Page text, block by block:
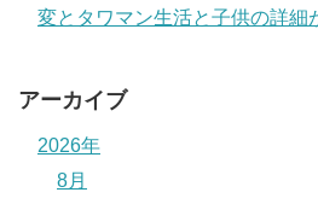
変とタワマン生活と子供の詳細
アーカイブ
2026年
8月